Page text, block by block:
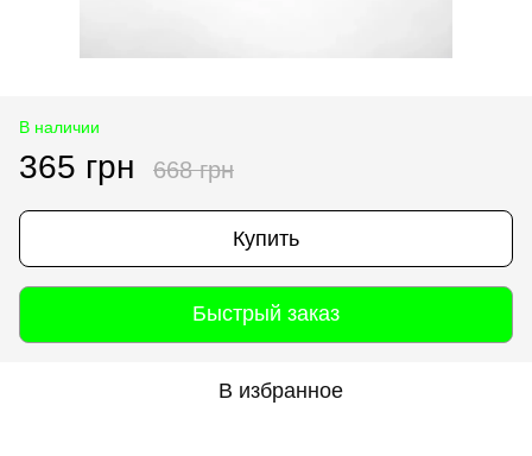
В наличии
365 грн 668 грн
Купить
Быстрый заказ
В избранное